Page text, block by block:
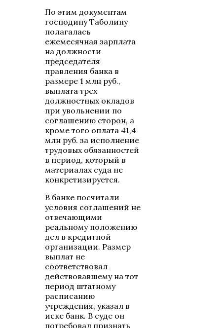
По этим документам
господину Таболину
полагалась
ежемесячная зарплата
на должности
председателя
правления банка в
размере 1 млн руб.,
выплата трех
должностных окладов
при увольнении по
соглашению сторон, а
кроме того оплата 41,4
млн руб. за исполнение
трудовых обязанностей
в период, который в
материалах суда не
конкретизируется.
В банке посчитали
условия соглашений не
отвечающими
реальному положению
дел в кредитной
организации. Размер
выплат не
соответствовал
действовавшему на тот
период штатному
расписанию
учреждения, указал в
иске банк. В суде он
потребовал признать